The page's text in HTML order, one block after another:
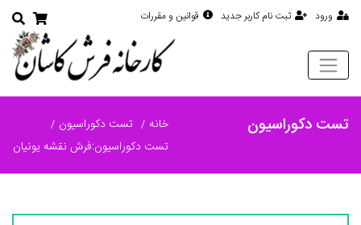
ورود ثبت نام کاربر جدید قوانین و مقررات
تست دکوراسیون خانه
تست دکوراسیون
تست دکوراسیون:فرش نقشه یونیان